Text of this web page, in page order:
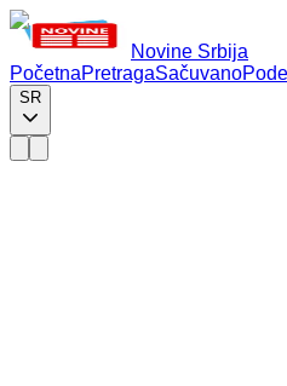
Novine Srbija
PočetnaPretragaSačuvano
SR